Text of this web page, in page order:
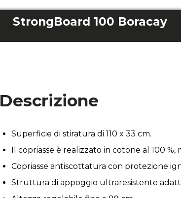
StrongBoard 100 Boracay
Descrizione
Superficie di stiratura di 110 x 33 cm.
Il copriasse è realizzato in cotone al 100
Copriasse antiscottatura con protezione
Struttura di appoggio ultraresistente